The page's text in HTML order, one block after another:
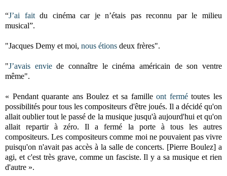
“J’ai faitdu cinéma car je n’étais pas reconnu par le milieu
musical”.
"Jacques Demy et moi, nous étions deux frères".
"J’avais enviede connaître le cinéma américain de son ventre
même".
« Pendant quarante ans Boulez et sa familleont fermétoutes les
possibilités pour tous les compositeurs d'être joués. Il a décidé qu'on
allait oublier tout le passé de la musique jusqu'à aujourd'hui et qu'on
allait repartir à zéro. Il a fermé la porte à tous les autres
compositeurs. Les compositeurs comme moi ne pouvaient pas vivre
puisqu'on n'avait pas accès à la salle de concerts. [Pierre Boulez] a
agi, et c'est très grave, comme un fasciste. Il y a sa musique et rien
d'autre ».